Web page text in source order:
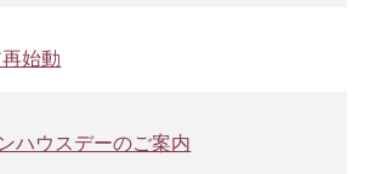
始動
ハウスデーのご案内